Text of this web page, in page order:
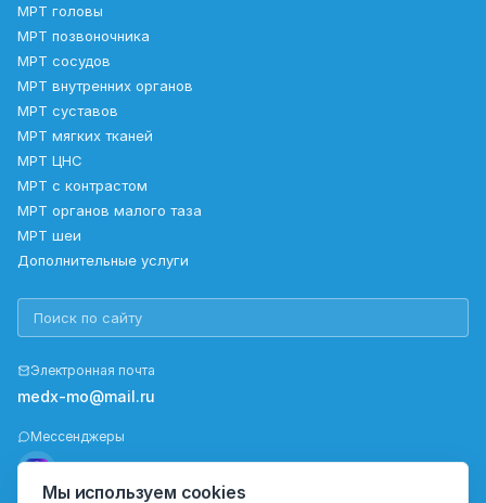
МРТ головы
МРТ позвоночника
МРТ сосудов
МРТ внутренних органов
МРТ суставов
МРТ мягких тканей
МРТ ЦНС
МРТ с контрастом
МРТ органов малого таза
МРТ шеи
Дополнительные услуги
Электронная почта
medx-mo@mail.ru
Мессенджеры
Мы используем cookies